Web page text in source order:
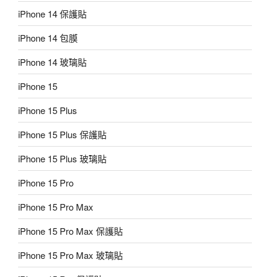
iPhone 14 保護貼
iPhone 14 包膜
iPhone 14 玻璃貼
iPhone 15
iPhone 15 Plus
iPhone 15 Plus 保護貼
iPhone 15 Plus 玻璃貼
iPhone 15 Pro
iPhone 15 Pro Max
iPhone 15 Pro Max 保護貼
iPhone 15 Pro Max 玻璃貼